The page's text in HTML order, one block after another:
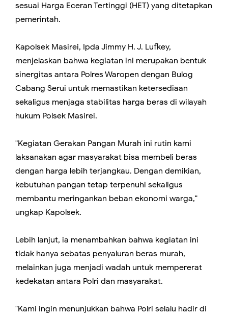
sesuai Harga Eceran Tertinggi (HET) yang ditetapkan
pemerintah.
Kapolsek Masirei, Ipda Jimmy H. J. Lufkey,
menjelaskan bahwa kegiatan ini merupakan bentuk
sinergitas antara Polres Waropen dengan Bulog
Cabang Serui untuk memastikan ketersediaan
sekaligus menjaga stabilitas harga beras di wilayah
hukum Polsek Masirei.
"Kegiatan Gerakan Pangan Murah ini rutin kami
laksanakan agar masyarakat bisa membeli beras
dengan harga lebih terjangkau. Dengan demikian,
kebutuhan pangan tetap terpenuhi sekaligus
membantu meringankan beban ekonomi warga,"
ungkap Kapolsek.
Lebih lanjut, ia menambahkan bahwa kegiatan ini
tidak hanya sebatas penyaluran beras murah,
melainkan juga menjadi wadah untuk mempererat
kedekatan antara Polri dan masyarakat.
"Kami ingin menunjukkan bahwa Polri selalu hadir di